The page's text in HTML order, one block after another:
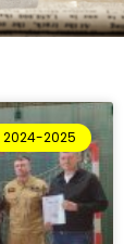
2024-2025